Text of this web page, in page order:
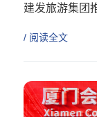
建发旅游集团
/ 阅读全文